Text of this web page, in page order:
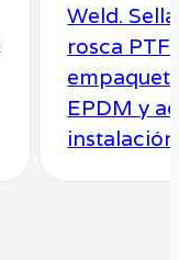
Weld.
rosca
EPDM y